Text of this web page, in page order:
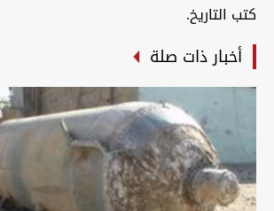
كتب التاريخ.
أخبار ذات صلة